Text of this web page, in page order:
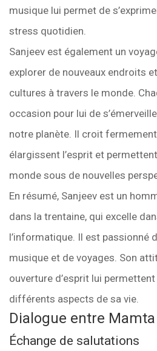
musique lui permet de
stress quotidien.
Sanjeev est également un
explorer de nouveaux endroits
cultures à travers le monde.
occasion pour lui de
notre planète. Il croit
élargissent l’esprit et
monde sous de nouvelles
En résumé, Sanjeev est un
dans la trentaine, qui excelle
l’informatique. Il est passionné
musique et de voyages. Son
ouverture d’esprit lui permettent
différents aspects de sa vie.
Dialogue entre
Échange de salutations